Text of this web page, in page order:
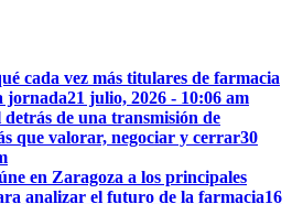
cada vez más titulares de farmacia
jornada21 julio, 2026 - 10:06 am
de una transmisión de
que valorar, negociar y cerrar30
en Zaragoza a los principales
analizar el futuro de la farmacia16